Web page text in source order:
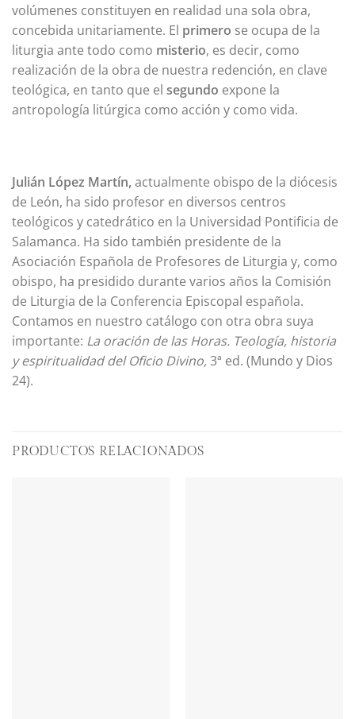
volúmenes constituyen en realidad una sola obra,
concebida unitariamente. El primero se ocupa de la
liturgia ante todo como misterio, es decir, como
realización de la obra de nuestra redención, en clave
teológica, en tanto que el segundo expone la
antropología litúrgica como acción y como vida.
Julián López Martín, actualmente obispo de la diócesis
de León, ha sido profesor en diversos centros
teológicos y catedrático en la Universidad Pontificia de
Salamanca. Ha sido también presidente de la
Asociación Española de Profesores de Liturgia y, como
obispo, ha presidido durante varios años la Comisión
de Liturgia de la Conferencia Episcopal española.
Contamos en nuestro catálogo con otra obra suya
importante: La oración de las Horas. Teología, historia
y espiritualidad del Oficio Divino,3ª ed. (Mundo y Dios
24).
PRODUCTOS RELACIONADOS